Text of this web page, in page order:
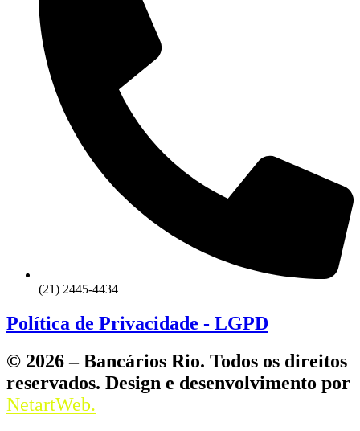
(21) 2445-4434
Política de Privacidade - LGPD
© 2026 – Bancários Rio. Todos os direitos
reservados. Design e desenvolvimento por
NetartWeb.